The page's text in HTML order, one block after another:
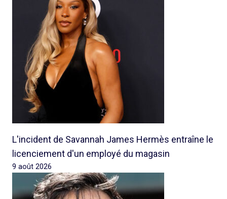
L'incident de Savannah James Hermès entraîne le
licenciement d'un employé du magasin
9 août 2026